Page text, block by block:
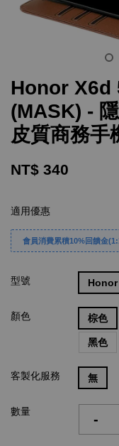
Honor X6d
(MASK) -
皮質商務手
NT$ 340
適用優惠
會員消費累積10%回饋金
型號 Honor
顏色 棕色
黑色
客製化服務 無
數量 -